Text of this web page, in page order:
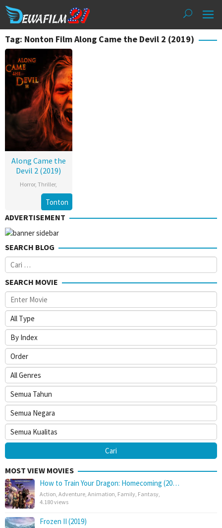
Loncat
ke
konten
Tag: Nonton Film Along Came the Devil 2 (2019)
Along Came the
Devil 2 (2019)
Horror,Thriller,
Tonton
ADVERTISEMENT
SEARCH BLOG
Cari
untuk:
SEARCH MOVIE
MOST VIEW MOVIES
How to Train Your Dragon: Homecoming (20…
Action, Adventure, Animation, Family, Fantasy,
4.180 views
Frozen II (2019)